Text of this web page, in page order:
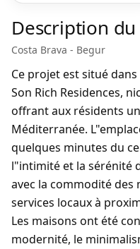
Description
Costa Brava - Begur
Ce projet est situé
Son Rich Residences,
offrant aux résidents
Méditerranée.
quelques minutes du
l"intimité et la sérénité
avec la commodité
services locaux à
Les maisons ont été
modernité, le